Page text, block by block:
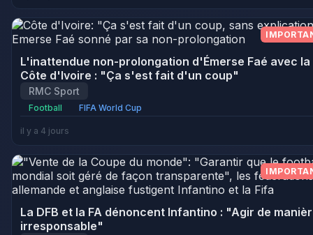
L'inattendue non-prolongation d'Émerse Faé avec la
Côte d'Ivoire : "Ça s'est fait d'un coup"
RMC Sport
Football FIFA World Cup
il y a 4 jours
La DFB et la FA dénoncent Infantino : "Agir de
irresponsable"